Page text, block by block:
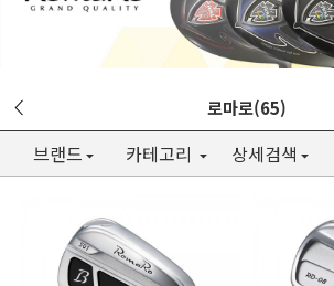
로마로(65)
브랜드 카테고리 상세검색